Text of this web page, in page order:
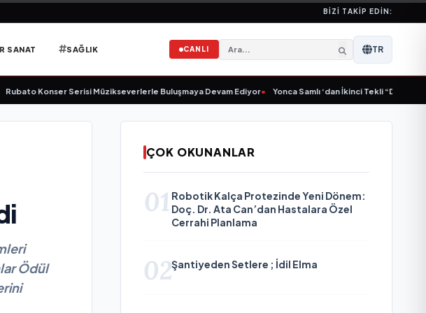
BIZI TAKIP EDIN:
SANAT SAĞLIK CANLI TR
Konser Serisi Müzikseverlerle Buluşmaya Devam Ediyor• Yonca Samlı ‘dan İkinci Tekli “Donacaksın
Ödül
ÇOK OKUNANLAR
01 Robotik Kalça Protezinde Yeni Dönem:
Doç. Dr. Ata Can’dan Hastalara Özel
Cerrahi Planlama
02Şantiyeden Setlere ; İdil Elma